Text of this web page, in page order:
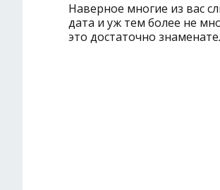
Наверное многие из вас
дата и уж тем более не
это достаточно